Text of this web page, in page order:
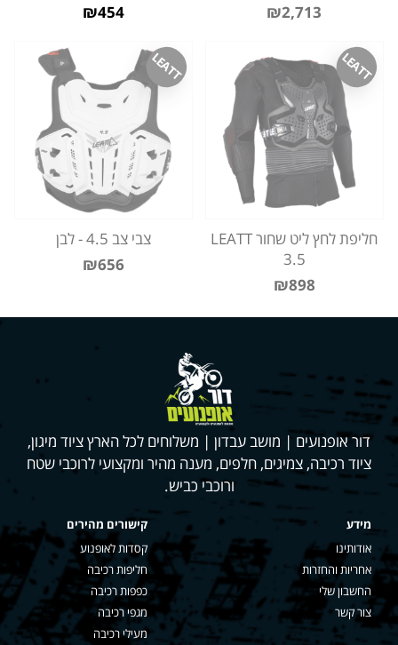
₪2,713
₪454
LEATT
חליפת לחץ ליט שחור LEATT
3.5
₪898
LEATT
צבי צב 4.5 - לבן
₪656
דור אופנועים | מושב עבדון | משלוחים לכל הארץ ציוד מיגון,
ציוד רכיבה, צמיגים, חלפים, מענה מהיר ומקצועי לרוכבי שטח
ורוכבי כביש.
מידע
אודותינו
אחריות והחזרות
החשבון שלי
צור קשר
קישורים מהירים
קסדות לאופנוע
חליפות רכיבה
כפפות רכיבה
מגפי רכיבה
מעילי רכיבה